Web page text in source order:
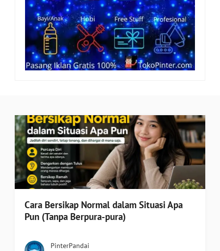
Cara Bersikap Normal dalam Situasi Apa
Pun (Tanpa Berpura-pura)
PinterPandai